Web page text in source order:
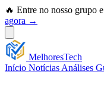
🔥 Entre no nosso grupo
agora →
MelhoresTech
Início Notícias Análises